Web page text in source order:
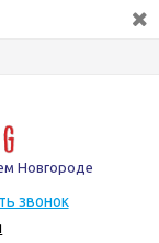
Новгороде
звонок